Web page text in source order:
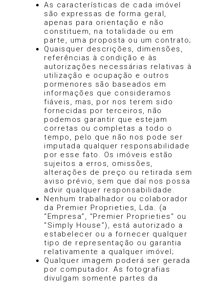
As características de cada imóvel
são expressas de forma geral,
apenas para orientação e não
constituem, na totalidade ou em
parte, uma proposta ou um contrato;
Quaisquer descrições, dimensões,
referências à condição e às
autorizações necessárias relativas à
utilização e ocupação e outros
pormenores são baseados em
informações que consideramos
fiáveis, mas, por nos terem sido
fornecidas por terceiros, não
podemos garantir que estejam
corretas ou completas a todo o
tempo, pelo que não nos pode ser
imputada qualquer responsabilidade
por esse fato. Os imóveis estão
sujeitos a erros, omissões,
alterações de preço ou retirada sem
aviso prévio, sem que daí nos possa
advir qualquer responsabilidade.
Nenhum trabalhador ou colaborador
da Premier Proprieties, Lda. (a
“Empresa”, “Premier Proprieties” ou
“Simply House”), está autorizado a
estabelecer ou a fornecer qualquer
tipo de representação ou garantia
relativamente a qualquer imóvel;
Qualquer imagem poderá ser gerada
por computador. As fotografias
divulgam somente partes da